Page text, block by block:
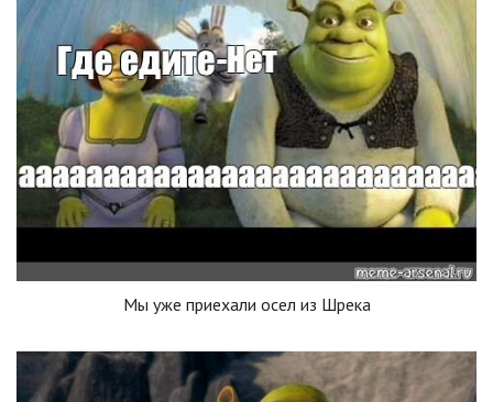
Мы уже приехали осел из Шрека